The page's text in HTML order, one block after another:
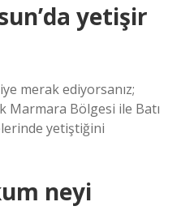
yetişir
merak ediyorsanız;
Marmara Bölgesi ile Batı
yetiştiğini
neyi